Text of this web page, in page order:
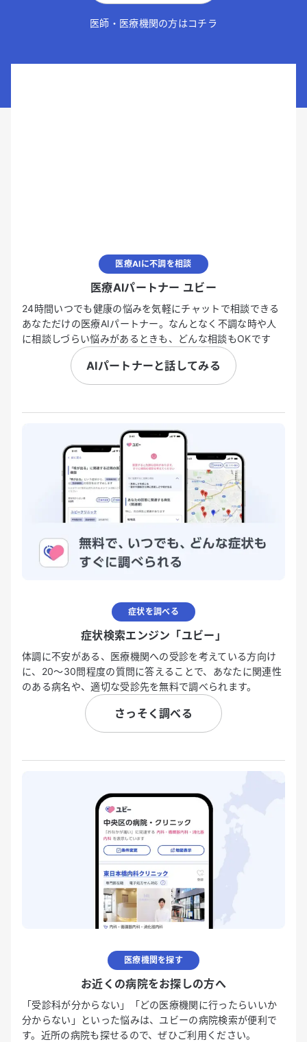
医師・医療機関の方はコチラ
医療AIに不調を相談
医療AIパートナー ユビー
24時間いつでも健康の悩みを気軽にチャットで相談できる
あなただけの医療AIパートナー。なんとなく不調な時や人
に相談しづらい悩みがあるときも、どんな相談もOKです
AIパートナーと話してみる
症状を調べる
症状検索エンジン「ユビー」
体調に不安がある、医療機関への受診を考えている方向け
に、20〜30問程度の質問に答えることで、あなたに関連性
のある病名や、適切な受診先を無料で調べられます。
さっそく調べる
医療機関を探す
お近くの病院をお探しの方へ
「受診科が分からない」「どの医療機関に行ったらいいか
分からない」といった悩みは、ユビーの病院検索が便利で
す。近所の病院も探せるので、ぜひご利用ください。